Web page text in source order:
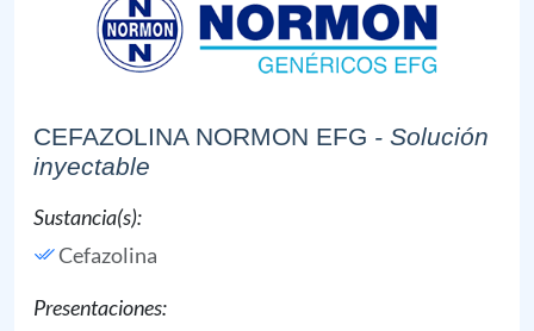
CEFAZOLINA NORMON EFG - Solución
inyectable
Sustancia(s):
Cefazolina
Presentaciones: